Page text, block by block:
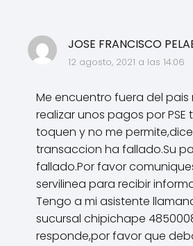
JOSE FRANCISCO
12 agosto, 2021 a las 14:06
Me encuentro fuera del pais
realizar unos pagos por PSE
toquen y no me
transaccion ha fallado.Su
fallado.Por favor
servilinea para recibir
Tengo a mi asistente
sucursal chipichape
responde,por favor que